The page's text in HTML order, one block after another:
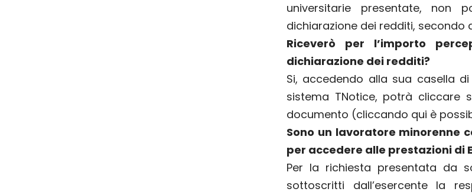
universitarie presentate, non
dichiarazione dei redditi,
Riceverò per l’importo
dichiarazione dei redditi?
Si, accedendo alla sua casella
sistema TNotice, potrà cliccare
documento (cliccando qui è
Sono un lavoratore minorenne
per accedere alle prestazioni di
Per la richiesta presentata da
sottoscritti dall’esercente la